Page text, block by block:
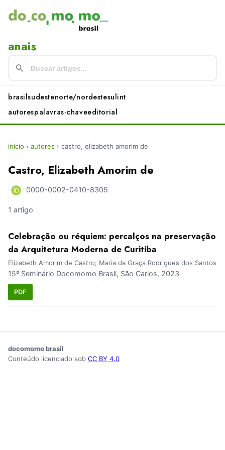
anais
brasilsudestenorte/nordestesulint
autorespalavras-chaveeditorial
início › autores › castro, elizabeth amorim de
Castro, Elizabeth Amorim de
0000-0002-0410-8305
1 artigo
Celebração ou réquiem: percalços na preservação
da Arquitetura Moderna de Curitiba
Elizabeth Amorim de Castro; Maria da Graça Rodrigues dos Santos
15º Seminário Docomomo Brasil, São Carlos, 2023
PDF
docomomo brasil
Conteúdo licenciado sob CC BY 4.0